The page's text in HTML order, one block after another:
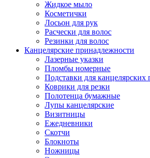
Жидкое мыло
Косметички
Лосьон для рук
Расчески для волос
Резинки для волос
Канцелярские принадлежности
Лазерные указки
Пломбы номерные
Подставки для канцелярских
Коврики для резки
Полотенца бумажные
Лупы канцелярские
Визитницы
Ежедневники
Скотчи
Блокноты
Ножницы